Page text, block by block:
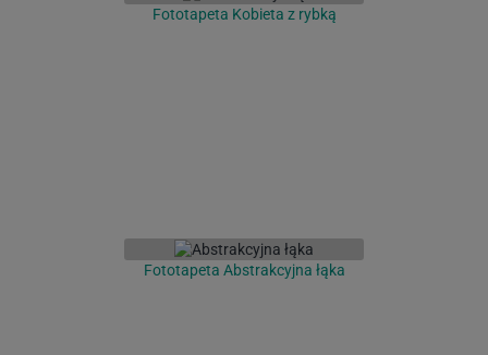
Fototapeta Kobieta z rybką
Fototapeta Abstrakcyjna łąka